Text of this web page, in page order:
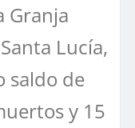
Granja
Lucía,
saldo de
y 15